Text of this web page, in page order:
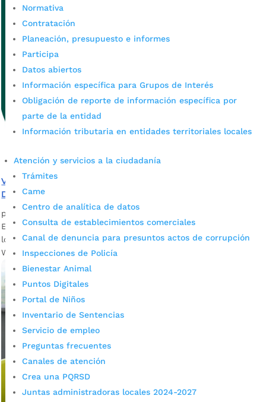
Normativa
Contratación
Planeación, presupuesto e informes
Participa
Datos abiertos
Información específica para Grupos de Interés
Obligación de reporte de información específica por
parte de la entidad
Información tributaria en entidades territoriales locales
Atención y servicios a la ciudadanía
Trámites
Came
Centro de analítica de datos
Consulta de establecimientos comerciales
Canal de denuncia para presuntos actos de corrupción
Inspecciones de Policía
Bienestar Animal
Puntos Digitales
Portal de Niños
Inventario de Sentencias
Servicio de empleo
Preguntas frecuentes
Canales de atención
Crea una PQRSD
Juntas administradoras locales 2024-2027
Vía WhatsApp puede inscribirse a cursos de los Puntos
Digitales
por
Este 3 y 6 de julio, nuevos cursos gratuitos se habilitan en
los Puntos Digitales de Bucaramanga, inscríbase vía
WhatsApp. La Oficina Asesora TIC de...